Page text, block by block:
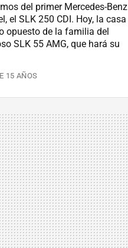
del primer Mercedes-Benz
el SLK 250 CDI. Hoy, la casa
opuesto de la familia del
SLK 55 AMG, que hará su
15 AÑOS